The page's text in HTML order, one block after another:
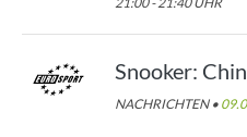
Snooker:
NACHRICHTEN •